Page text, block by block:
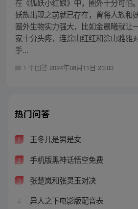
在《狐妖小红娘》中，圈外十分可怕
妖族出现之前就已存在，曾将人族和
圈外生物实力强大，比如金晨曦就让
家十分头疼，连涂山红红和涂山雅雅
手...
1 个回答 2024年08月11日 23:03
热门问答
1 王冬儿是男是女
2 手机版黑神话悟空免费
3 张楚岚和张灵玉对决
4 异人之下电影版配音表